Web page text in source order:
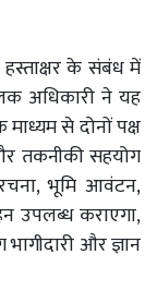
के संबंध में
अधिकारी ने यह
से दोनों पक्ष
तकनीकी सहयोग
भूमि आवंटन,
उपलब्ध कराएगा,
और ज्ञान